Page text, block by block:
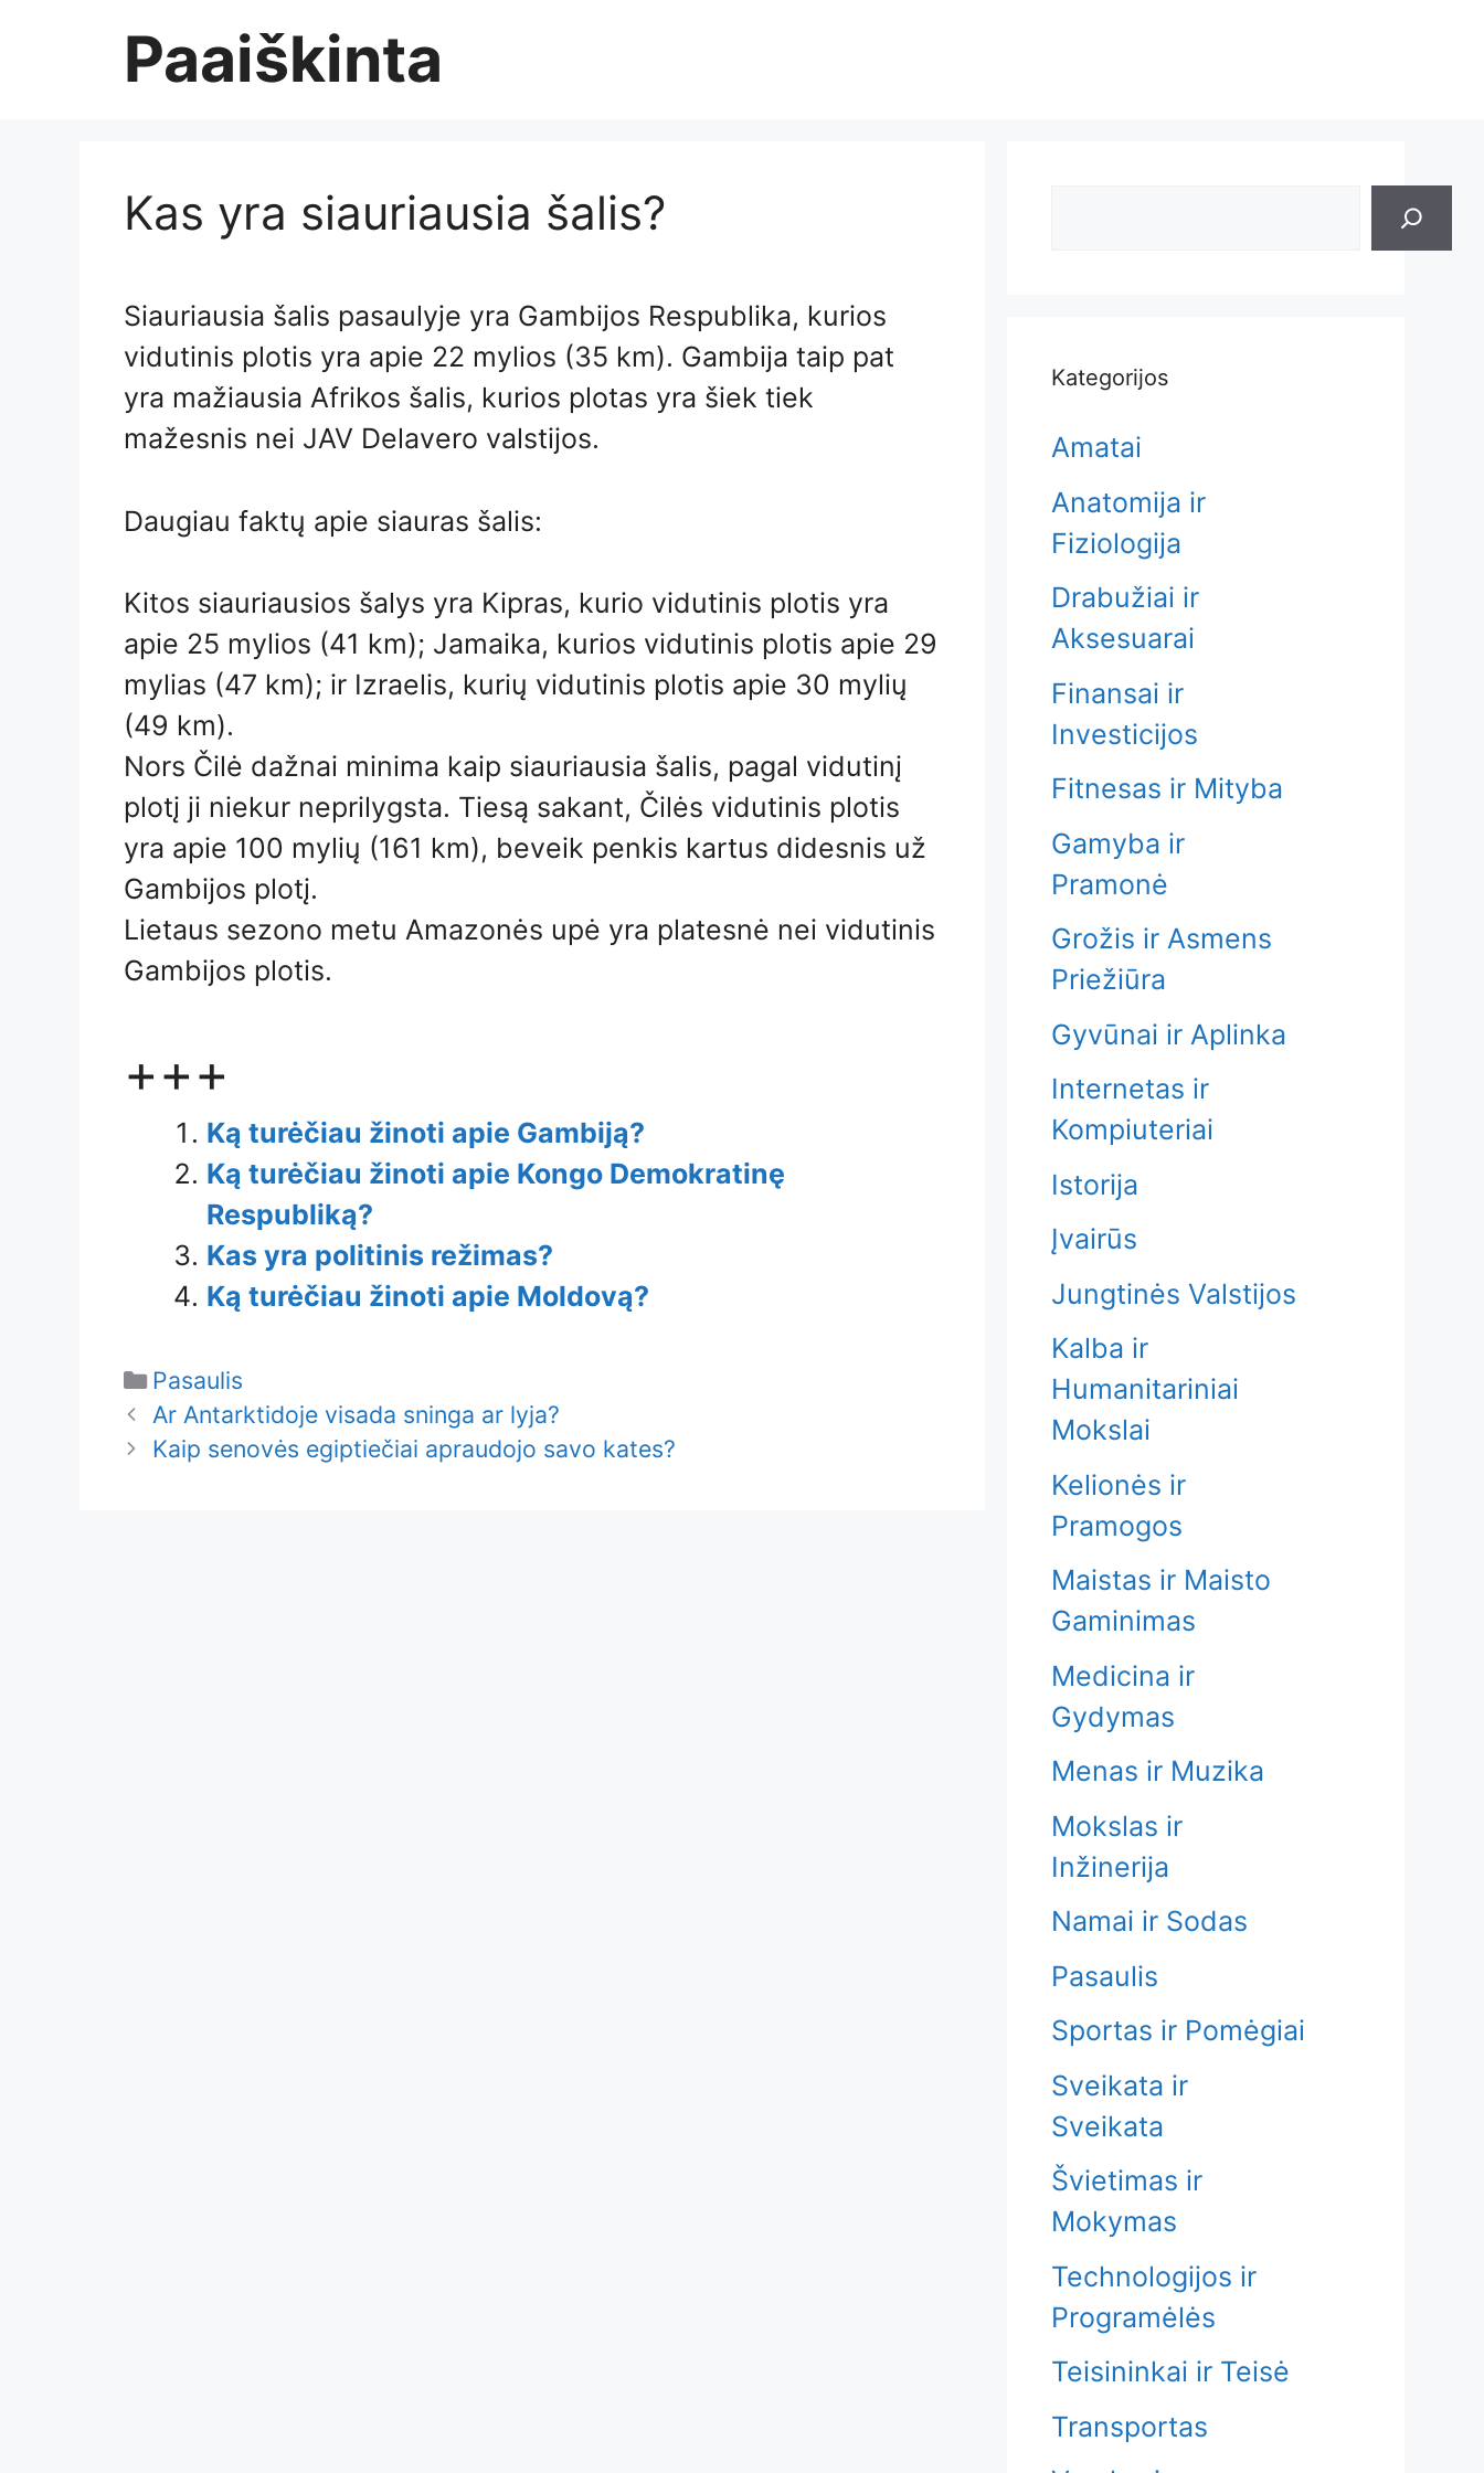
Paaiškinta
Kas yra siauriausia šalis?
Siauriausia šalis pasaulyje yra Gambijos Respublika, kurios
vidutinis plotis yra apie 22 mylios (35 km). Gambija taip pat
yra mažiausia Afrikos šalis, kurios plotas yra šiek tiek
mažesnis nei JAV Delavero valstijos.
Daugiau faktų apie siauras šalis:
Kitos siauriausios šalys yra Kipras, kurio vidutinis plotis yra
apie 25 mylios (41 km); Jamaika, kurios vidutinis plotis apie 29
mylias (47 km); ir Izraelis, kurių vidutinis plotis apie 30 mylių
(49 km).
Nors Čilė dažnai minima kaip siauriausia šalis, pagal vidutinį
plotį ji niekur neprilygsta. Tiesą sakant, Čilės vidutinis plotis
yra apie 100 mylių (161 km), beveik penkis kartus didesnis už
Gambijos plotį.
Lietaus sezono metu Amazonės upė yra platesnė nei vidutinis
Gambijos plotis.
+++
Ką turėčiau žinoti apie Gambiją?
Ką turėčiau žinoti apie Kongo Demokratinę
Respubliką?
Kas yra politinis režimas?
Ką turėčiau žinoti apie Moldovą?
Categories
Pasaulis
Ar Antarktidoje visada sninga ar lyja?
Kaip senovės egiptiečiai apraudojo savo kates?
Kategorijos
Amatai
Anatomija ir
Fiziologija
Drabužiai ir
Aksesuarai
Finansai ir
Investicijos
Fitnesas ir Mityba
Gamyba ir
Pramonė
Grožis ir Asmens
Priežiūra
Gyvūnai ir Aplinka
Internetas ir
Kompiuteriai
Istorija
Įvairūs
Jungtinės Valstijos
Kalba ir
Humanitariniai
Mokslai
Kelionės ir
Pramogos
Maistas ir Maisto
Gaminimas
Medicina ir
Gydymas
Menas ir Muzika
Mokslas ir
Inžinerija
Namai ir Sodas
Pasaulis
Sportas ir Pomėgiai
Sveikata ir
Sveikata
Švietimas ir
Mokymas
Technologijos ir
Programėlės
Teisininkai ir Teisė
Transportas